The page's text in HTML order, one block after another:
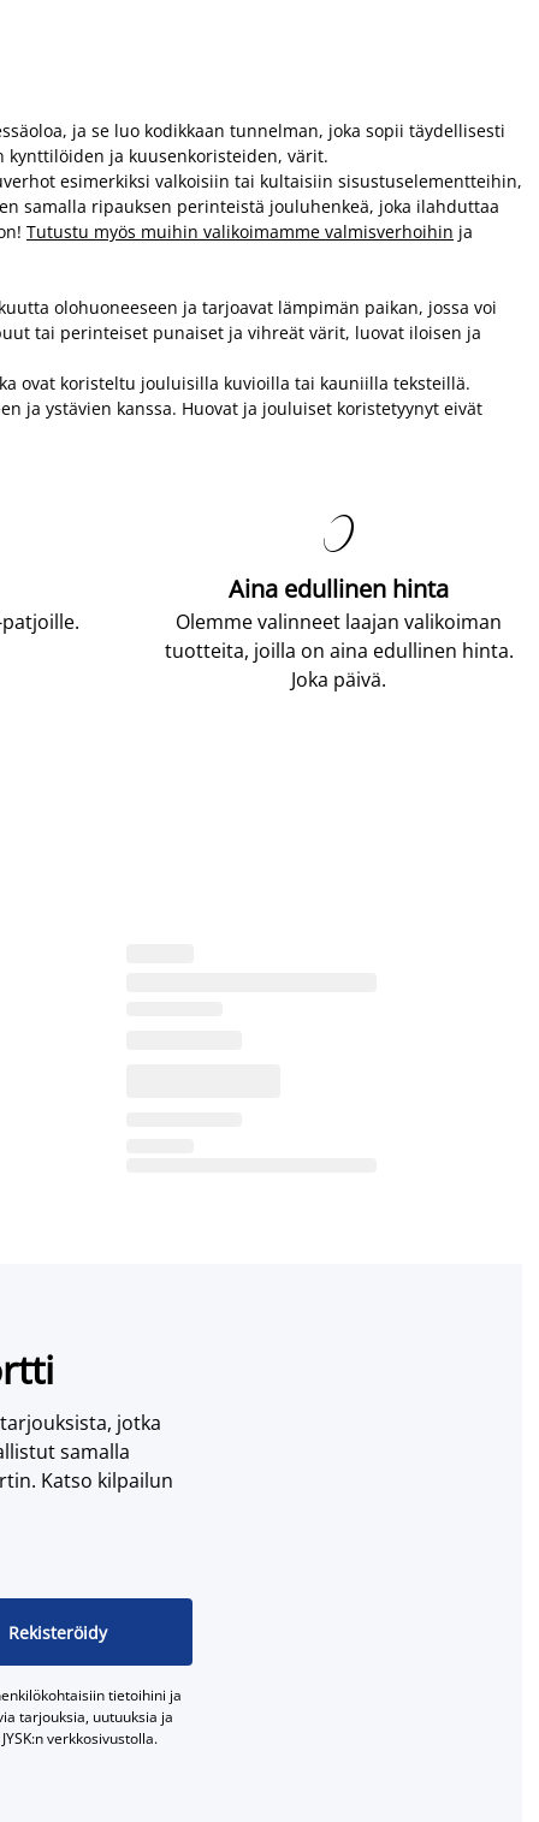
ja se luo kodikkaan tunnelman, joka sopii täydellisesti
ja kuusenkoristeiden, värit.
esimerkiksi valkoisiin tai kultaisiin sisustuselementteihin,
samalla ripauksen perinteistä jouluhenkeä, joka ilahduttaa
Tutustu myös muihin valikoimamme valmisverhoihin ja
olohuoneeseen ja tarjoavat lämpimän paikan, jossa voi
tai perinteiset punaiset ja vihreät värit, luovat iloisen ja
ovat koristeltu jouluisilla kuvioilla tai kauniilla teksteillä.
ja ystävien kanssa. Huovat ja jouluiset koristetyynyt eivät

Aina edullinen hinta
Olemme valinneet laajan valikoiman
tuotteita, joilla on aina edullinen hinta.
Joka päivä.
jotka
samalla
Katso kilpailun
Rekisteröidy
tietoihini ja
tarjouksia, uutuuksia ja
verkkosivustolla.